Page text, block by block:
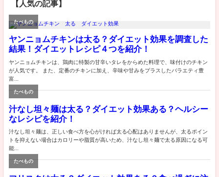
【人気の記事】